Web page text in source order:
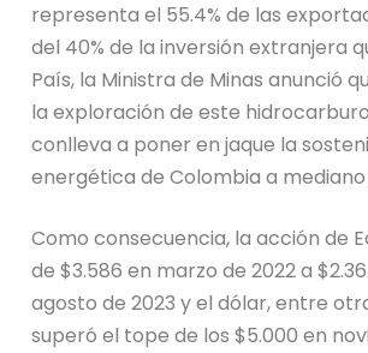
representa el 55.4% de las
del 40% de la inversión extranjera
País, la Ministra de Minas anunció
la exploración de este
conlleva a poner en jaque la
energética de Colombia a mediano
Como consecuencia, la acción de
de $3.586 en marzo de 2022 a
agosto de 2023 y el dólar, entre
superó el tope de los $5.000 en